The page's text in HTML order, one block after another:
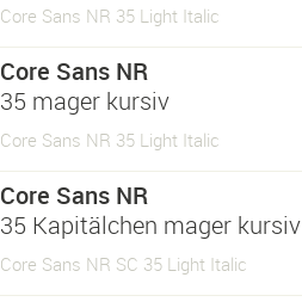
Core Sans NR 35 Light Italic
Core Sans NR
35 mager kursiv
Core Sans NR 35 Light Italic
Core Sans NR
35 Kapitälchen mager kursiv
Core Sans NR SC 35 Light Italic